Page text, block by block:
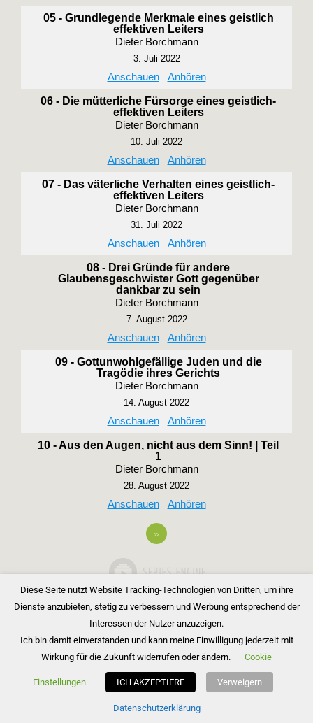
05 - Grundlegende Merkmale eines geistlich
effektiven Leiters
Dieter Borchmann
3. Juli 2022
Anschauen Anhören
06 - Die mütterliche Fürsorge eines geistlich-
effektiven Leiters
Dieter Borchmann
10. Juli 2022
Anschauen Anhören
07 - Das väterliche Verhalten eines geistlich-
effektiven Leiters
Dieter Borchmann
31. Juli 2022
Anschauen Anhören
08 - Drei Gründe für andere
Glaubensgeschwister Gott gegenüber
dankbar zu sein
Dieter Borchmann
7. August 2022
Anschauen Anhören
09 - Gottunwohlgefällige Juden und die
Tragödie ihres Gerichts
Dieter Borchmann
14. August 2022
Anschauen Anhören
10 - Aus den Augen, nicht aus dem Sinn! | Teil
1
Dieter Borchmann
28. August 2022
Anschauen Anhören
»
Copyright © 2026 Bibelgemeinde Barnim
Diese Seite nutzt Website Tracking-Technologien von Dritten, um ihre
Dienste anzubieten, stetig zu verbessern und Werbung entsprechend der
Interessen der Nutzer anzuzeigen.
Ich bin damit einverstanden und kann meine Einwilligung jederzeit mit
Wirkung für die Zukunft widerrufen oder ändern.
Cookie
Einstellungen ICH AKZEPTIERE Verweigern
Datenschutzerklärung